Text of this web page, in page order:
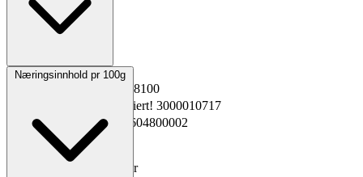
Opprinnelsesland Norge
6228100
Kopiert! 3000010717
GTIN
Kopiert! 2301604800002
Vekt pakning
2.5 kg
Oppbevaring 0 til 4°C
47 dager
Næringsinnhold pr 100g